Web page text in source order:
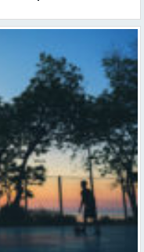
pilsētas ritma